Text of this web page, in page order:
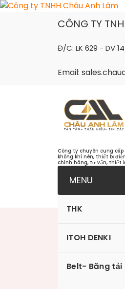
Skip
CÔNG TY
Đ/C: LK 629 - DV
Email:
Công ty chuyên cung
không khí nén, thiết bị
chính hãng, tư vấn, thiết
MENU
THK
ITOH DENKI
Belt- Băng tải
Nấm